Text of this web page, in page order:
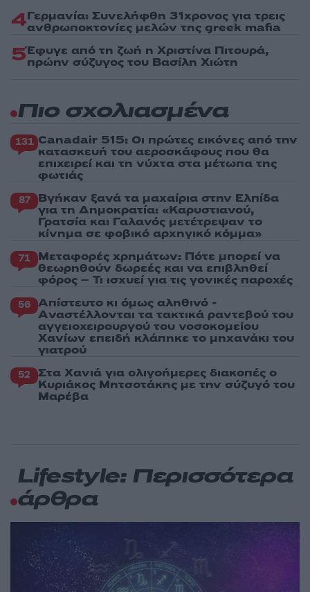
4Γερμανία: Συνελήφθη 31χρονος για τρεις
ανθρωποκτονίες μελών της greek mafia
5Έφυγε από τη ζωή η Χριστίνα Πιτουρά,
πρώην σύζυγος του Βασίλη Χιώτη
Πιο σχολιασμένα
131 Canadair 515: Οι πρώτες εικόνες από την
κατασκευή του αεροσκάφους που θα
επιχειρεί και τη νύχτα στα μέτωπα της
φωτιάς
87 Βγήκαν ξανά τα μαχαίρια στην Ελπίδα
για τη Δημοκρατία: «Καρυστιανού,
Γρατσία και Γαλανός μετέτρεψαν το
κίνημα σε φοβικό αρχηγικό κόμμα»
71 Μεταφορές χρημάτων: Πότε μπορεί να
θεωρηθούν δωρεές και να επιβληθεί
φόρος – Τι ισχυεί για τις γονικές παροχές
56 Απίστευτο κι όμως αληθινό -
Aναστέλλονται τα τακτικά ραντεβού του
αγγειοχειρουργού του νοσοκομείου
Χανίων επειδή κλάπηκε το μηχανάκι του
γιατρού
52 Στα Χανιά για ολιγοήμερες διακοπές ο
Κυριάκος Μητσοτάκης με την σύζυγό του
Μαρέβα
Lifestyle: Περισσότερα
άρθρα